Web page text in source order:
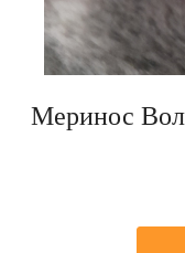
Меринос